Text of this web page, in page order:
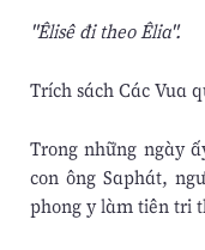
"Êlisê đi theo Êlia".
Trích sách Các Vua
Trong những ngày
con ông Saphát,
phong y làm tiên tri